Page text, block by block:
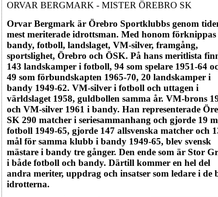
ORVAR BERGMARK - MISTER ÖREBRO SK
Orvar Bergmark är Örebro Sportklubbs genom
mest meriterade idrottsman. Med honom förknippas
bandy, fotboll, landslaget, VM-silver, framgång,
sportslighet, Örebro och ÖSK. På hans meritlista
143 landskamper i fotboll, 94 som spelare 1951-64
49 som förbundskapten 1965-70, 20 landskamper i
bandy 1949-62. VM-silver i fotboll och uttagen i
världslaget 1958, guldbollen samma år. VM-brons
och VM-silver 1961 i bandy. Han representerade
SK 290 matcher i seriesammanhang och gjorde 19
fotboll 1949-65, gjorde 147 allsvenska matcher och
mål för samma klubb i bandy 1949-65, blev svensk
mästare i bandy tre gånger. Den ende som är Stor
i både fotboll och bandy. Därtill kommer en hel del
andra meriter, uppdrag och insatser som ledare i de
idrotterna.